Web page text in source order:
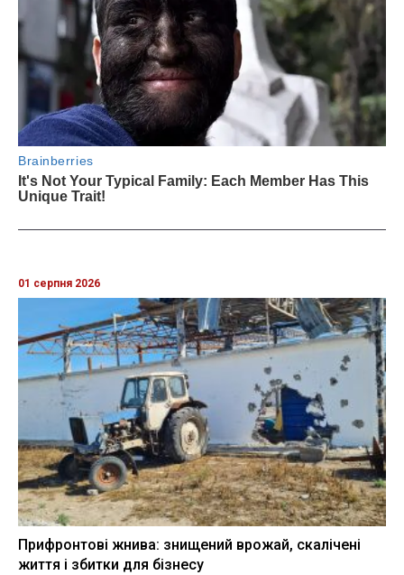
01 серпня 2026
Прифронтові жнива: знищений врожай, скалічені
життя і збитки для бізнесу